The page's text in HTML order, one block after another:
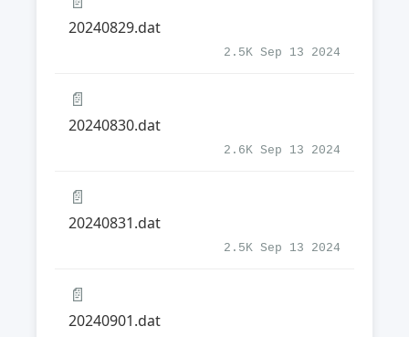
20240829.dat
2.5K Sep 13 2024
📄
20240830.dat
2.6K Sep 13 2024
📄
20240831.dat
2.5K Sep 13 2024
📄
20240901.dat